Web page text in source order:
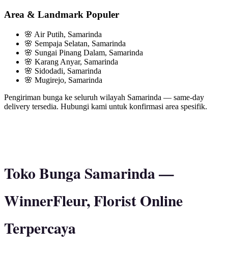
Area & Landmark Populer
🌸 Air Putih, Samarinda
🌸 Sempaja Selatan, Samarinda
🌸 Sungai Pinang Dalam, Samarinda
🌸 Karang Anyar, Samarinda
🌸 Sidodadi, Samarinda
🌸 Mugirejo, Samarinda
Pengiriman bunga ke seluruh wilayah Samarinda — same-day
delivery tersedia. Hubungi kami untuk konfirmasi area spesifik.
Toko Bunga Samarinda —
WinnerFleur, Florist Online
Terpercaya